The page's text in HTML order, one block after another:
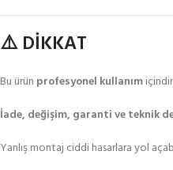
⚠️ DİKKAT
Bu ürün profesyonel kullanım
İade, değişim, garanti ve teknik
Yanlış montaj ciddi hasarlara yol